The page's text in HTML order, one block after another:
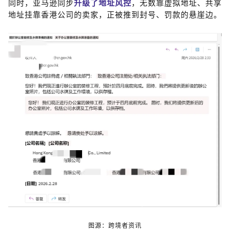
同时，亚马逊同步升级了地址风控，无数靠虚拟地址、共享
地址挂靠香港公司的卖家，正被推到封号、罚款的悬崖边。
图源： 跨境者资讯